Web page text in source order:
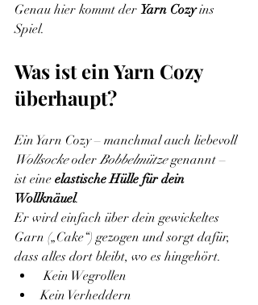
Genau hier kommt der Yarn Cozy ins
Spiel.
Was ist ein Yarn Cozy
überhaupt?
Ein Yarn Cozy – manchmal auch liebevoll
Wollsocke oder Bobbelmütze genannt –
ist eine elastische Hülle für dein
Wollknäuel.
Er wird einfach über dein gewickeltes
Garn („Cake“) gezogen und sorgt dafür,
dass alles dort bleibt, wo es hingehört.
Kein Wegrollen
Kein Verheddern